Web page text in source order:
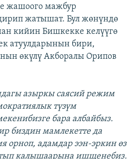
жашоого мажбур
жатышат. Бул жөнүндө
кийин Бишкекке келүүгө
атуулдарынын бири,
өкүлү Акборалы Орипов
азыркы саясий режим
түзүм
бара албайбыз.
биздин мамлекетте да
орноп, адамдар ээн-эркин өз
калышаарына ишщенебиз.